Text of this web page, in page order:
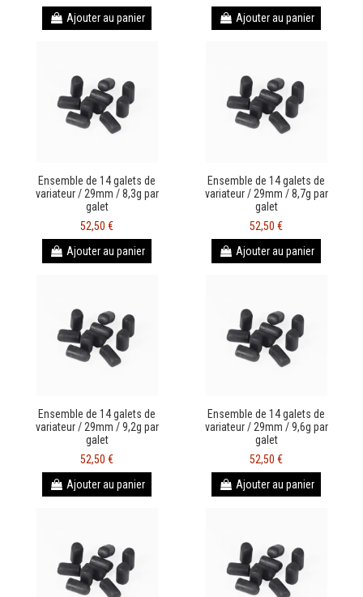
Ajouter au panier
Ajouter au panier
Ensemble de 14 galets de
variateur / 29mm / 8,3g par
galet
52,50 €
Ajouter au panier
Ensemble de 14 galets de
variateur / 29mm / 8,7g par
galet
52,50 €
Ajouter au panier
Ensemble de 14 galets de
variateur / 29mm / 9,2g par
galet
52,50 €
Ajouter au panier
Ensemble de 14 galets de
variateur / 29mm / 9,6g par
galet
52,50 €
Ajouter au panier